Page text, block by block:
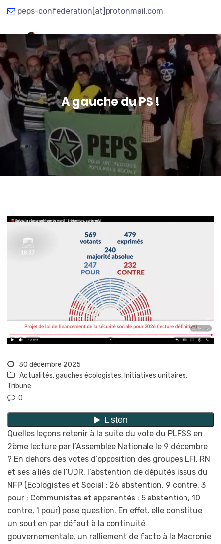
peps-confederation[at]protonmail.com
A gauche du PS !
30 décembre 2025
Actualités,gauches écologistes, Initiatives unitaires,
Tribune
0
Quelles leçons retenir à la suite du vote du PLFSS en
2ème lecture par l’Assemblée Nationale le 9 décembre
? En dehors des votes d’opposition des groupes LFI, RN
et ses alliés de l’UDR, l’abstention de députés issus du
NFP (Ecologistes et Social : 26 abstention, 9 contre, 3
pour ; Communistes et apparentés : 5 abstention, 10
contre, 1 pour) pose question. En effet, elle constitue
un soutien par défaut à la continuité
gouvernementale, un ralliement de facto à la Macronie